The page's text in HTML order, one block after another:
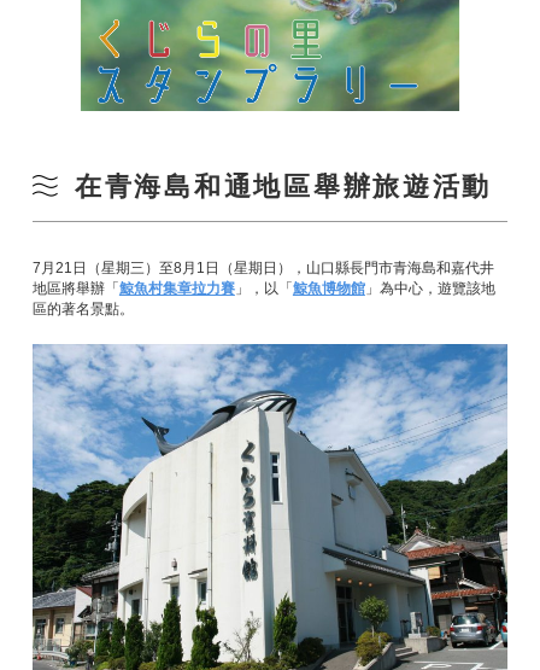
在青海島和通地區舉辦旅遊活動
7月21日（星期三）至8月1日（星期日），山口縣長門市青海島和嘉代井
地區將舉辦「鯨魚村集章拉力賽」，以「鯨魚博物館」為中心，遊覽該地
區的著名景點。